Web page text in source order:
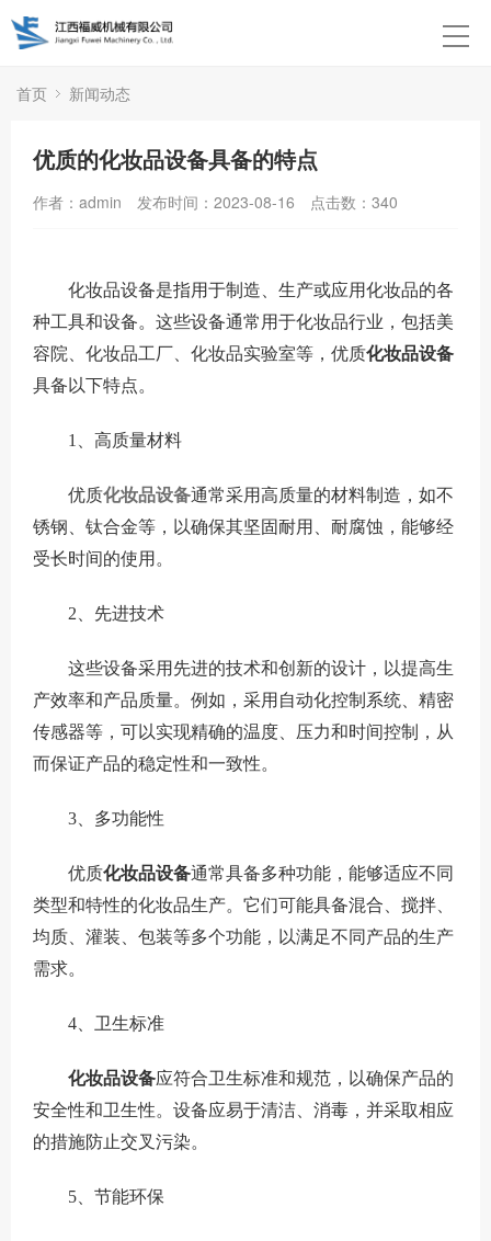
首页 新闻动态
优质的化妆品设备具备的特点
作者：admin 发布时间：2023-08-16 点击数： 340
化妆品设备是指用于制造、生产或应用化妆品的各
种工具和设备。这些设备通常用于化妆品行业，包括美
容院、化妆品工厂、化妆品实验室等，优质化妆品设备
具备以下特点。
1 、高质量材料
优质化妆品设备通常采用高质量的材料制造，如不
锈钢、钛合金等，以确保其坚固耐用、耐腐蚀，能够经
受长时间的使用。
2、先进技术
这些设备采用先进的技术和创新的设计，以提高生
产效率和产品质量。例如，采用自动化控制系统、精密
传感器等，可以实现精确的温度、压力和时间控制，从
而保证产品的稳定性和一致性。
3、多功能性
优质化妆品设备通常具备多种功能，能够适应不同
类型和特性的化妆品生产。它们可能具备混合、搅拌、
均质、灌装、包装等多个功能，以满足不同产品的生产
需求。
4、卫生标准
化妆品设备应符合卫生标准和规范，以确保产品的
安全性和卫生性。设备应易于清洁、消毒，并采取相应
的措施防止交叉污染。
5、节能环保